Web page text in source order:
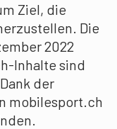
Ziel, die
Die
2022
Inhalte sind
der
mobilesport.ch